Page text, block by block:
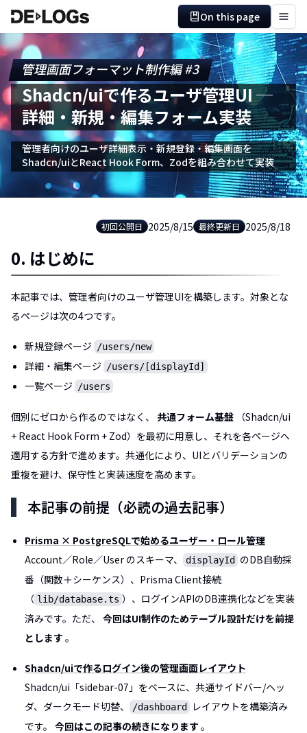
On this page
管理画面フォーマット制作編 #3
Shadcn/uiで作るユーザ管理UI ─
詳細・新規・編集フォーム実装
管理者向けのユーザ詳細表示・新規登録・編集画面を
Shadcn/uiとReact Hook Form、Zodを組み合わせて実装
初回公開日 2025/8/15 最終更新日 2025/8/18
0. はじめに
本記事では、管理者向けのユーザ管理UIを構築します。対象とな
るページは次の4つです。
新規登録ページ /users/new
詳細・編集ページ /users/[displayId]
一覧ページ /users
個別にゼロから作るのではなく、 共通フォーム基盤 （Shadcn/ui
+ React Hook Form + Zod）を最初に用意し、それを各ページへ
適用する方針で進めます。共通化により、UIとバリデーションの
重複を避け、保守性と実装速度を高めます。
本記事の前提（必読の過去記事）
Prisma × PostgreSQLで始めるユーザー・ロール管理
Account／Role／User のスキーマ、
displayId のDB自動採
番（関数＋シーケンス）、Prisma Client接続
（ lib/database.ts ）、ログインAPIのDB連携化などを実装
済みです。ただ、 今回はUI制作のためテーブル設計だけを前提
とします 。
Shadcn/uiで作るログイン後の管理画面レイアウト
Shadcn/ui「sidebar-07」をベースに、共通サイドバー/ヘッ
ダ、ダークモード切替、
/dashboard
レイアウトを構築済み
です。 今回はこの記事の続きになります 。